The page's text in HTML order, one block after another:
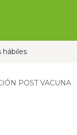
hábiles
POST VACUNA